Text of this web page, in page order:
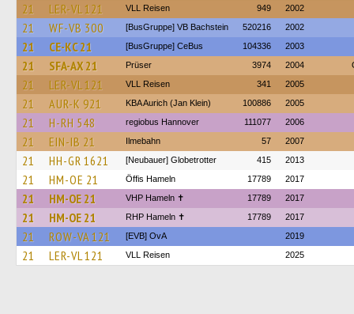
21 LER-VL 121 VLL Reisen 949 2002
21 WF-VB 300 [BusGruppe] VB Bachstein 520216 2002
21 CE-KC 21 [BusGruppe] CeBus 104336 2003
21 SFA-AX 21 Prüser 3974 2004
21 LER-VL 121 VLL Reisen 341 2005
21 AUR-K 921 KBA Aurich (Jan Klein) 100886 2005
21 H-RH 548 regiobus Hannover 111077 2006
21 EIN-IB 21 Ilmebahn 57 2007
21 HH-GR 1621 [Neubauer] Globetrotter 415 2013
21 HM-OE 21 Öffis Hameln 17789 2017
21 HM-OE 21 VHP Hameln ✝ 17789 2017
21 HM-OE 21 RHP Hameln ✝ 17789 2017
21 ROW-VA 121 [EVB] OvA 2019
21 LER-VL 121 VLL Reisen 2025